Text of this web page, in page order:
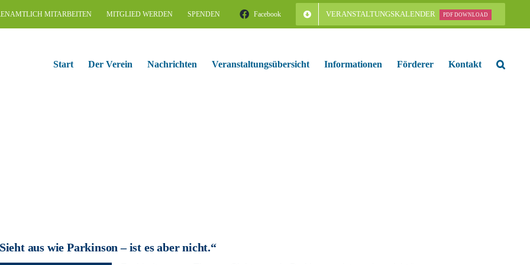
MITARBEITEN MITGLIED WERDEN SPENDEN Facebook VERANSTALTUNGSKALENDER PDF DOWNLOAD
Start Der Verein Nachrichten Veranstaltungsübersicht Informationen Förderer Kontakt
aus wie Parkinson – ist es aber nicht.“